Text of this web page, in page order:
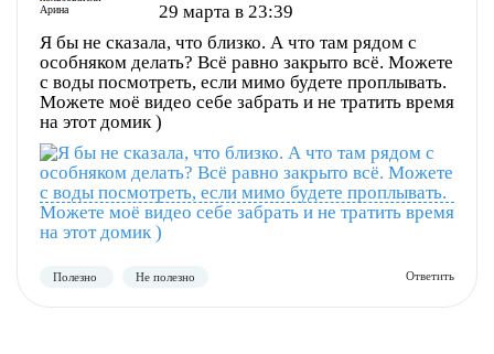
29 марта в 23:39
Я бы не сказала, что близко. А что там рядом с
особняком делать? Всё равно закрыто всё. Можете
с воды посмотреть, если мимо будете проплывать.
Можете моё видео себе забрать и не тратить время
на этот домик )